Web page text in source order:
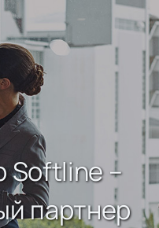
Softline –
партнер